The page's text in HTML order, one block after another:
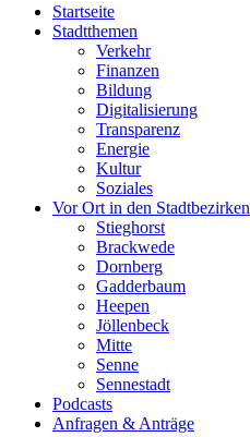
Startseite
Stadtthemen
Verkehr
Finanzen
Bildung
Digitalisierung
Transparenz
Energie
Kultur
Soziales
Vor Ort in den Stadtbezirken
Stieghorst
Brackwede
Dornberg
Gadderbaum
Heepen
Jöllenbeck
Mitte
Senne
Sennestadt
Podcasts
Anfragen & Anträge